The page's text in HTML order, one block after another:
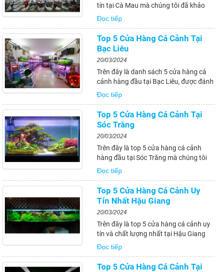
tín tại Cà Mau mà chúng tôi đã khảo
sát và đánh giá dựa trên các tiêu chí
như chất lượng sản phẩm, đội ngũ
nhân viên, dịch vụ hậu mãi và không
gian mua sắm. Hy vọng bài viết sẽ giúp
bạn có...
Đọc tiếp
Top 5 Cửa Hàng Cá Cảnh Tại
Bạc Liêu
20/03/2024
Trên đây là danh sách 5 cửa hàng cá
cảnh hàng đầu tại Bạc Liêu, được đánh
giá cao về chất lượng sản phẩm và
dịch vụ. Để tìm kiếm và lựa chọn một
cửa hàng cá cảnh uy tín tại địa phương
này, bạn có thể tham khảo các gợi...
Đọc tiếp
Top 5 Cửa Hàng Cá Cảnh Tại
Sóc Trăng
20/03/2024
Trên đây là top 5 cửa hàng cá cảnh
hàng đầu tại Sóc Trăng mà chúng tôi
giới thiệu đến bạn. Đây là những địa chỉ
uy tín, chất lượng và được nhiều người
tin tưởng khi muốn mua cá cảnh tại địa
phương này.
Đọc tiếp
Top 5 Cửa Hàng Cá Cảnh Uy
Tín Nhất Hậu Giang
20/03/2024
Trên đây là top 5 cửa hàng cá cảnh uy
tín và chất lượng nhất tại Hậu Giang
mà chúng tôi đã giới thiệu đến bạn. Hy
vọng với những thông tin này, bạn sẽ
có thêm nhiều lựa chọn khi muốn mua
Đọc tiếp
Top 5 Cửa Hàng Cá Cảnh Tại